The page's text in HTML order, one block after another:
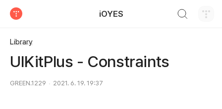
iOYES
Library
UIKitPlus - Constraints
GREEN.1229 2021. 6. 19. 19:37